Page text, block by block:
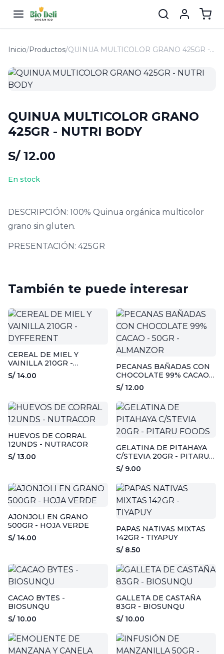
Inicio/Productos/ QUINUA MULTICOLOR GRANO 425GR - NUTRI BODY
QUINUA MULTICOLOR GRANO
425GR - NUTRI BODY
S/ 12.00
En stock
DESCRIPCIÓN: 100% Quinua orgánica multicolor
grano sin gluten.
PRESENTACIÓN: 425GR
También te puede interesar
CEREAL DE MIEL Y
VAINILLA 210GR -
DYFFERENT
S/ 14.00
PECANAS BAÑADAS CON
CHOCOLATE 99% CACAO -
50GR - ALMANZOR
S/ 12.00
HUEVOS DE CORRAL
12UNDS - NUTRACOR
S/ 13.00
GELATINA DE PITAHAYA
C/STEVIA 20GR - PITARU
FOODS
S/ 9.00
AJONJOLI EN GRANO
500GR - HOJA VERDE
S/ 14.00
PAPAS NATIVAS MIXTAS
142GR - TIYAPUY
S/ 8.50
CACAO BYTES -
BIOSUNQU
S/ 10.00
GALLETA DE CASTAÑA
83GR - BIOSUNQU
S/ 10.00